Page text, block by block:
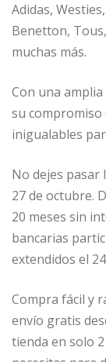
Adidas,
Benetton,
muchas más.
Con una
su compromiso
inigualables
No dejes pasar
27 de octubre.
20 meses sin
bancarias
extendidos el
Compra fácil y
envío gratis
tienda en solo